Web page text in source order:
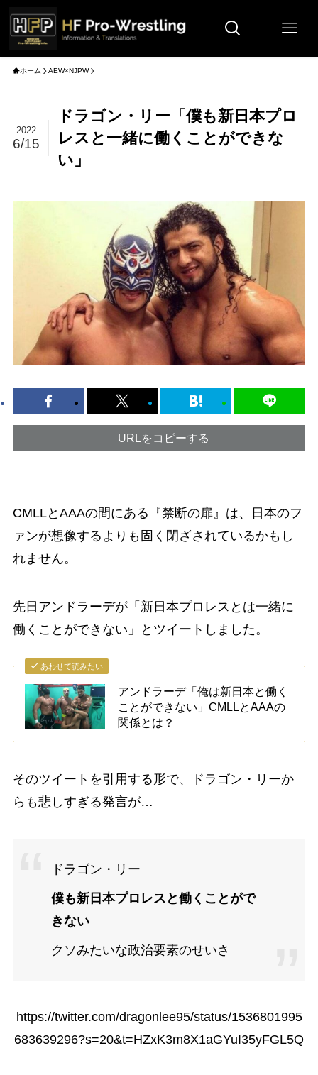
ホーム AEW×NJPW
ドラゴン・リー「僕も新日本プロ
レスと一緒に働くことができな
い」
2022
6/15
URLをコピーする
CMLLとAAAの間にある『禁断の扉』は、日本のフ
ァンが想像するよりも固く閉ざされているかもし
れません。
先日アンドラーデが「新日本プロレスとは一緒に
働くことができない」とツイートしました。
あわせて読みたい
アンドラーデ「俺は新日本と働く
ことができない」CMLLとAAAの
関係とは？
そのツイートを引用する形で、ドラゴン・リーか
らも悲しすぎる発言が…
ドラゴン・リー
僕も新日本プロレスと働くことがで
きない
クソみたいな政治要素のせいさ
https://twitter.com/dragonlee95/status/1536801995
683639296?s=20&t=HZxK3m8X1aGYuI35yFGL5Q